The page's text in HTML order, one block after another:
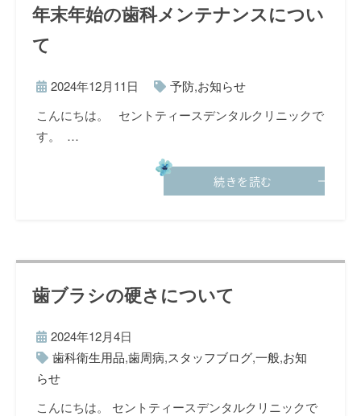
年末年始の歯科メンテナンスについ
て
2024年12月11日 予防,お知らせ
こんにちは。 セントティースデンタルクリニックで
す。 …
続きを読む
歯ブラシの硬さについて
2024年12月4日
歯科衛生用品,歯周病,スタッフブログ,一般,お知
らせ
こんにちは。 セントティースデンタルクリニックで